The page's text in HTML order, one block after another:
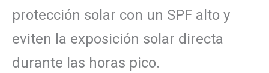
protección solar con un SPF alto y
eviten la exposición solar directa
durante las horas pico.